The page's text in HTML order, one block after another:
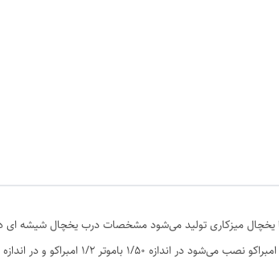
، ۱۹۰ این محصول به صورت یخچال زیرگریل، یا یخچال میزکاری تولید می‌شود مشخصات درب